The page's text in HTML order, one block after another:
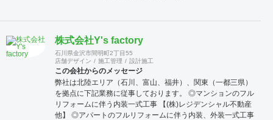
株式会社Y's factory
石川県金沢市間明町2丁目55
店舗デザイン
施工管理 設計施工
この会社からのメッセージ
弊社は北陸エリア（石川、富山、福井）、関東（一都三県）
を拠点に下記業務に従事しております。 ◎マンションのフル
リフォームに伴う内装一式工事 【(株)レジデンシャル不動産
他】 ◎アパートのフルリフォームに伴う内装、外装一式工事